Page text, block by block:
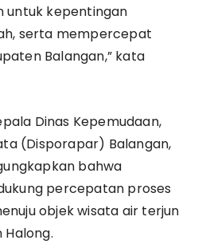
untuk kepentingan
serta mempercepat
Balangan,” kata
Dinas Kepemudaan,
(Disporapar) Balangan,
bahwa
percepatan proses
objek wisata air terjun